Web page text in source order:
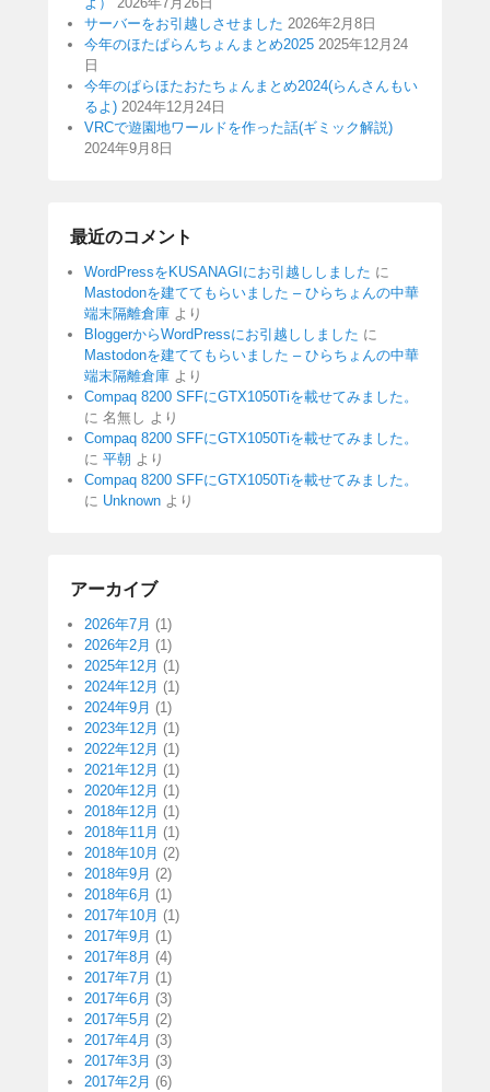
サーバーをお引越しさせました 2026年2月8日
今年のほたぱらんちょんまとめ2025 2025年12月24
日
今年のぱらほたおたちょんまとめ2024(らんさんもい
るよ) 2024年12月24日
VRCで遊園地ワールドを作った話(ギミック解説)
2024年9月8日
最近のコメント
WordPressをKUSANAGIにお引越ししました に
Mastodonを建ててもらいました – ひらちょんの中華
端末隔離倉庫 より
BloggerからWordPressにお引越ししました に
Mastodonを建ててもらいました – ひらちょんの中華
端末隔離倉庫 より
Compaq 8200 SFFにGTX1050Tiを載せてみました。
に 名無し より
Compaq 8200 SFFにGTX1050Tiを載せてみました。
に 平朝 より
Compaq 8200 SFFにGTX1050Tiを載せてみました。
に Unknown より
アーカイブ
2026年7月 (1)
2026年2月 (1)
2025年12月 (1)
2024年12月 (1)
2024年9月 (1)
2023年12月 (1)
2022年12月 (1)
2021年12月 (1)
2020年12月 (1)
2018年12月 (1)
2018年11月 (1)
2018年10月 (2)
2018年9月 (2)
2018年6月 (1)
2017年10月 (1)
2017年9月 (1)
2017年8月 (4)
2017年7月 (1)
2017年6月 (3)
2017年5月 (2)
2017年4月 (3)
2017年3月 (3)
2017年2月 (6)